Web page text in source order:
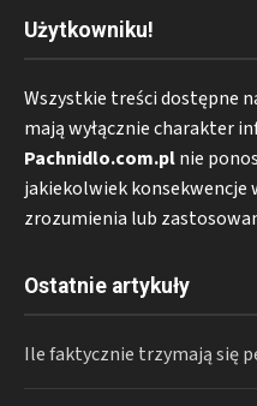
Użytkowniku!
Wszystkie treści dostępne
mają wyłącznie charakter
Pachnidlo.com.plnie
jakiekolwiek konsekwencje
zrozumienia lub
Ostatnie artykuły
Ile faktycznie trzymają się